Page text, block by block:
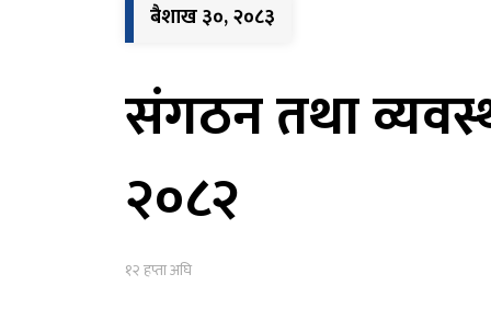
बैशाख ३०, २०८३
संगठन तथा
२०८२
१२ हप्ता अघि